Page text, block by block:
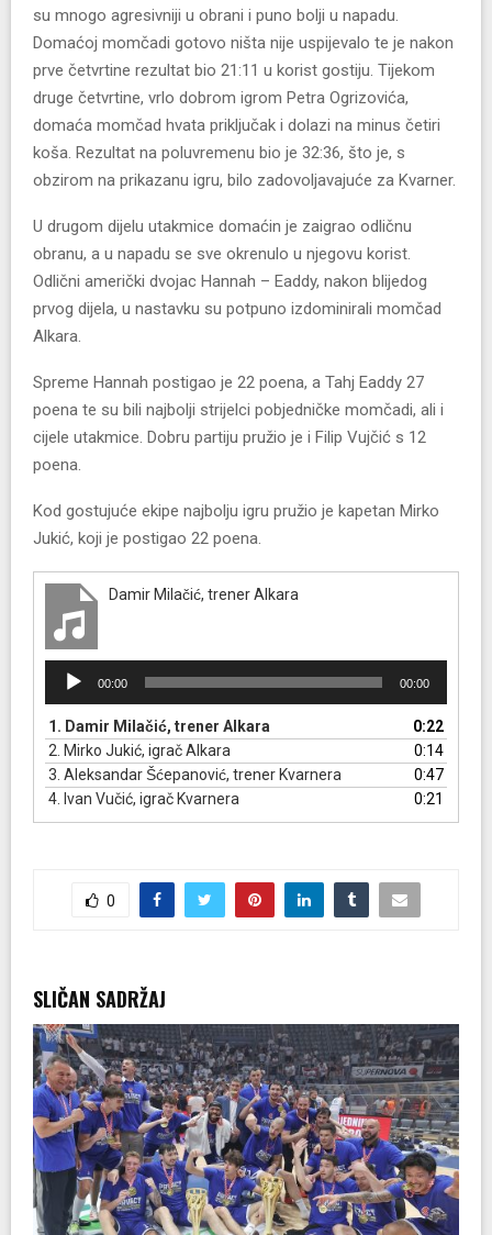
su mnogo agresivniji u obrani i puno bolji u napadu.
Domaćoj momčadi gotovo ništa nije uspijevalo te je nakon
prve četvrtine rezultat bio 21:11 u korist gostiju. Tijekom
druge četvrtine, vrlo dobrom igrom Petra Ogrizovića,
domaća momčad hvata priključak i dolazi na minus četiri
koša. Rezultat na poluvremenu bio je 32:36, što je, s
obzirom na prikazanu igru, bilo zadovoljavajuće za Kvarner.
U drugom dijelu utakmice domaćin je zaigrao odličnu
obranu, a u napadu se sve okrenulo u njegovu korist.
Odlični američki dvojac Hannah – Eaddy, nakon blijedog
prvog dijela, u nastavku su potpuno izdominirali momčad
Alkara.
Spreme Hannah postigao je 22 poena, a Tahj Eaddy 27
poena te su bili najbolji strijelci pobjedničke momčadi, ali i
cijele utakmice. Dobru partiju pružio je i Filip Vujčić s 12
poena.
Kod gostujuće ekipe najbolju igru pružio je kapetan Mirko
Jukić, koji je postigao 22 poena.
Damir Milačić, trener Alkara
p
r
o
d
i
z
a
p
i
s
00:00 00:00
1. Damir Milačić, trener Alkara
0:22
2. Mirko Jukić, igrač Alkara
0:14
3. Aleksandar Šćepanović, trener Kvarnera
0:47
4. Ivan Vučić, igrač Kvarnera 0:21
0
SLIČAN SADRŽAJ